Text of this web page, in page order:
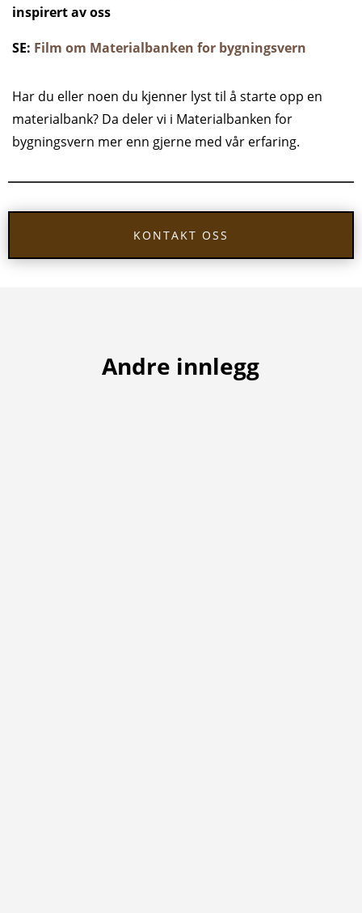
inspirert av oss
SE: Film om Materialbanken for bygningsvern
Har du eller noen du kjenner lyst til å starte opp en
materialbank? Da deler vi i Materialbanken for
bygningsvern mer enn gjerne med vår erfaring.
KONTAKT OSS
Andre innlegg